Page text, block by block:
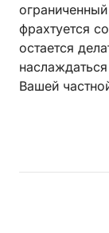
фрахтуется
остается
Вашей